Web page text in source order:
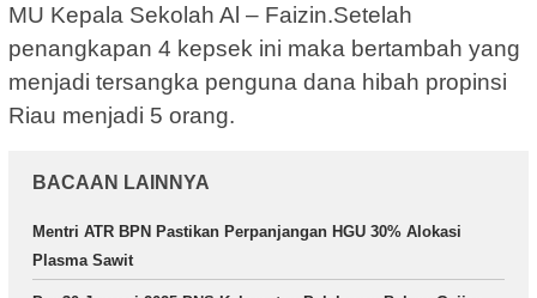
MU Kepala Sekolah Al – Faizin.Setelah
penangkapan 4 kepsek ini maka bertambah yang
menjadi tersangka penguna dana hibah propinsi
Riau menjadi 5 orang.
BACAAN LAINNYA
Mentri ATR BPN Pastikan Perpanjangan HGU 30% Alokasi
Plasma Sawit